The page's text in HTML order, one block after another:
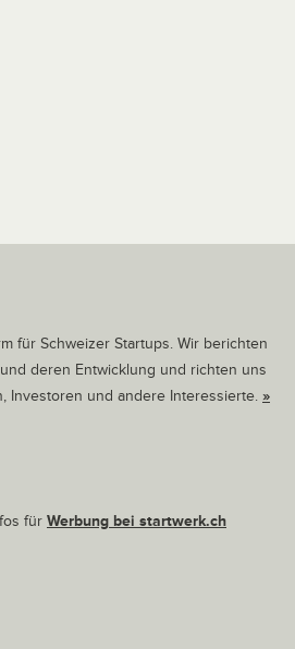
für Schweizer Startups. Wir berichten
deren Entwicklung und richten uns
Investoren und andere Interessierte. »
für Werbung bei startwerk.ch